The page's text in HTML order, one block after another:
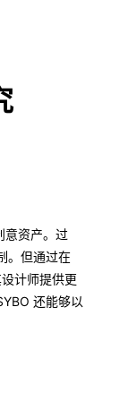
意资产。过
。但通过在
计师提供更
还能够以